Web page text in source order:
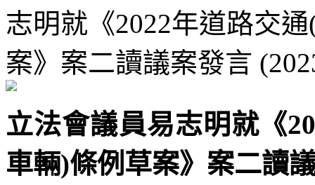
志明就《2022年道路交
案》案二讀議案發言
立法會議員易志明就《
車輛)條例草案》案二讀